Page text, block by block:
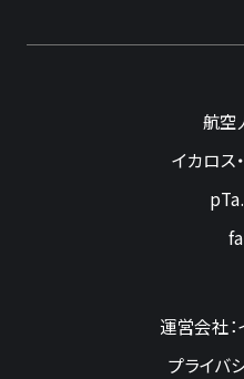
航空
イカロス
運営会社
プライバ